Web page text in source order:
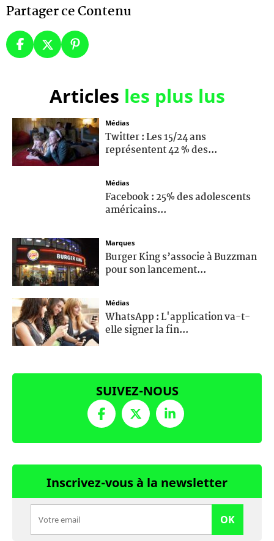
Partager ce Contenu
Articles les plus lus
Médias
Twitter : Les 15/24 ans
représentent 42 % des...
Médias
Facebook : 25% des adolescents
américains...
Marques
Burger King s’associe à Buzzman
pour son lancement...
Médias
WhatsApp : L'application va-t-
elle signer la fin...
SUIVEZ-NOUS
Inscrivez-vous à la newsletter
OK